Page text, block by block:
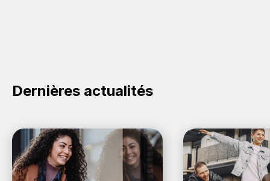
Dernières actualités